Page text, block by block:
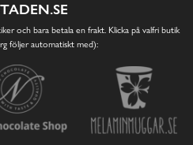
och bara betala en frakt. Klicka på valfri butik
följer automatiskt med):